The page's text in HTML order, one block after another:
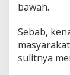
bawah.
Sebab,
sulitnya